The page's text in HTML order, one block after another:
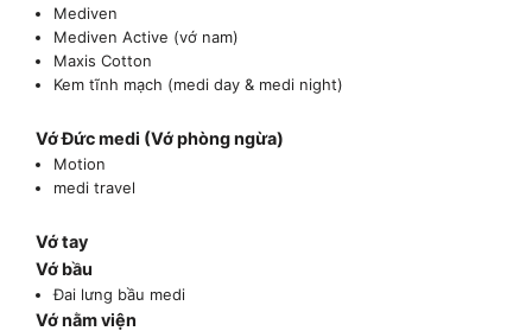
Mediven
Mediven Active (vớ nam)
Maxis Cotton
Kem tĩnh mạch (medi day & medi night)
Vớ Đức medi (Vớ phòng ngừa)
Motion
medi travel
Vớ tay
Vớ bầu
Đai lưng bầu medi
Vớ nằm viện